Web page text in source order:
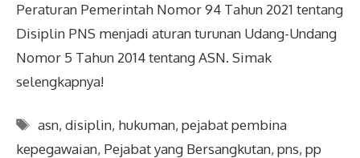
Peraturan Pemerintah Nomor 94 Tahun 2021 tentang
Disiplin PNS menjadi aturan turunan Udang-Undang
Nomor 5 Tahun 2014 tentang ASN. Simak
selengkapnya!
Tags
asn,disiplin, hukuman,pejabat pembina
kepegawaian, Pejabat yang Bersangkutan, pns, pp